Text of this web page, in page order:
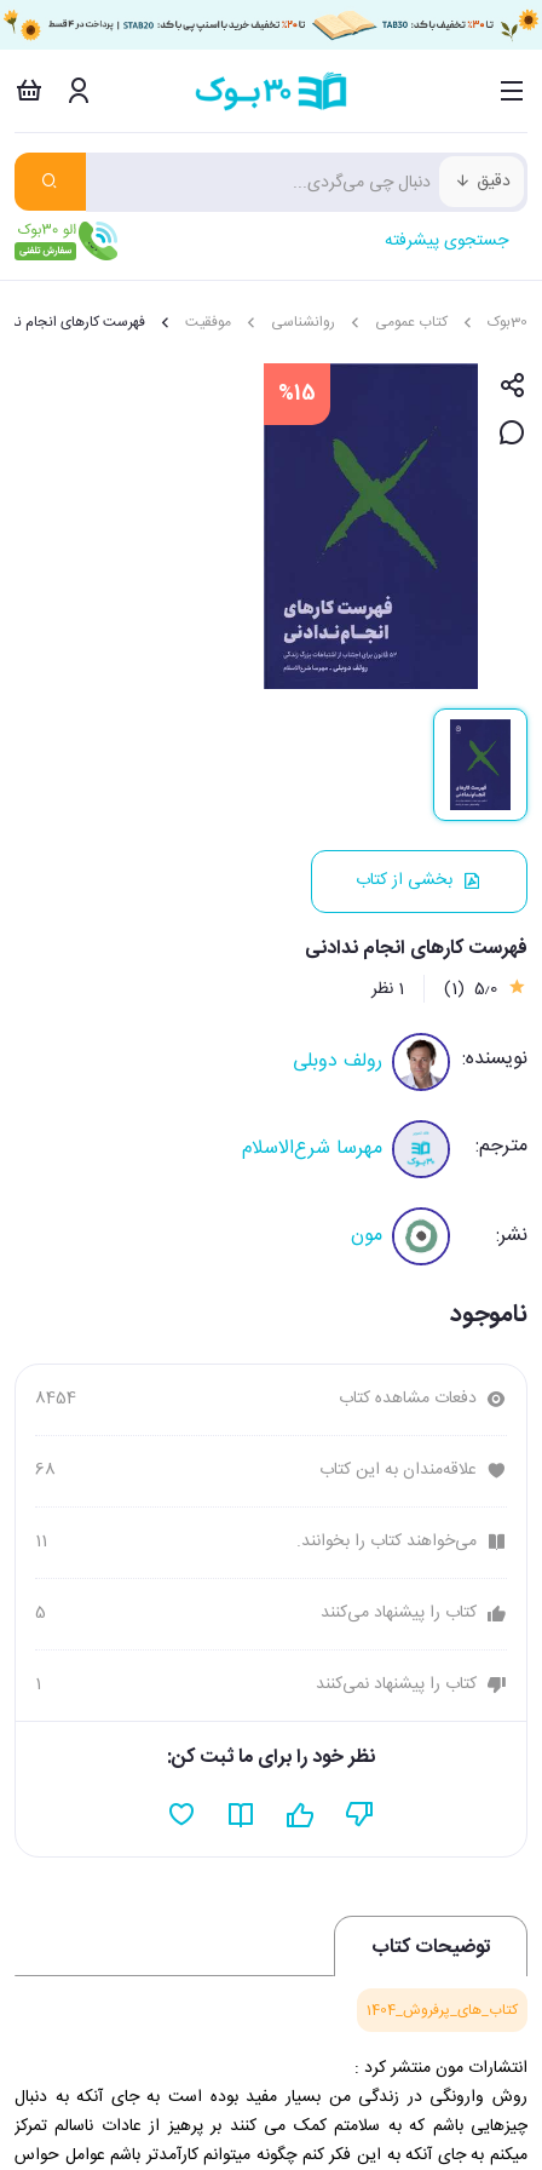
دقیق
جستجوی پیشرفته
30بوک کتاب عمومی روانشناسی موفقیت فهرست کارهای انجام
%15
بخشی از کتاب
فهرست کارهای انجام ندادنی
5٫0 (1) 1 نظر
نویسنده: رولف دوبلی
مترجم: مهرسا شرع‌الاسلام
نشر: مون
ناموجود
دفعات مشاهده کتاب 8454
علاقه‌مندان به این کتاب 68
می‌خواهند کتاب را بخوانند. 11
کتاب را پیشنهاد می‌کنند 5
کتاب را پیشنهاد نمی‌کنند 1
نظر خود را برای ما ثبت کن:
توضیحات کتاب
کتاب_های_پرفروش_1404
انتشارات مون منتشر کرد :
روش وارونگی در زندگی من بسیار مفید بوده است به جای آنکه به دنبال
چیزهایی باشم که به سلامتم کمک می کنند بر پرهیز از عادات ناسالم تمرکز
میکنم به جای آنکه به این فکر کنم چگونه میتوانم کارآمدتر باشم عوامل حواس